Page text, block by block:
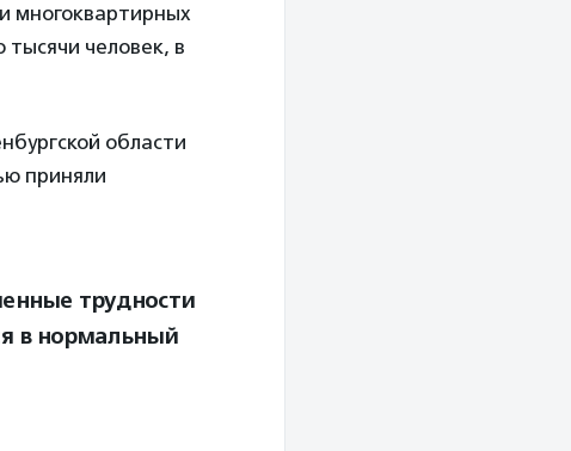
многоквартирных
тысячи человек, в
области
приняли
трудности
в нормальный